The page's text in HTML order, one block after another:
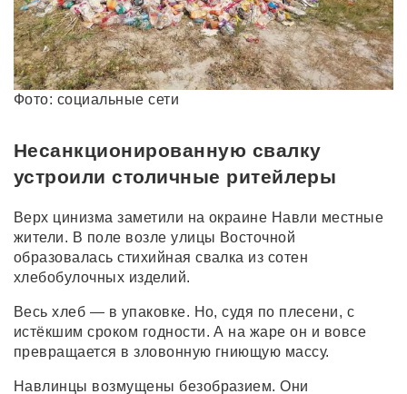
Фото: социальные сети
Несанкционированную свалку
устроили столичные ритейлеры
Верх цинизма заметили на окраине Навли местные
жители. В поле возле улицы Восточной
образовалась стихийная свалка из сотен
хлебобулочных изделий.
Весь хлеб — в упаковке. Но, судя по плесени, с
истёкшим сроком годности. А на жаре он и вовсе
превращается в зловонную гниющую массу.
Навлинцы возмущены безобразием. Они